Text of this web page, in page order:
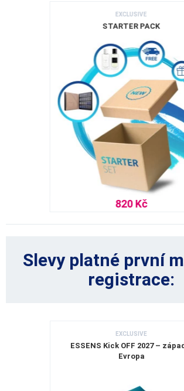
EXCLUSIVE
STARTER PACK
820 Kč
Slevy platné první
registrace:
EXCLUSIVE
ESSENS Kick OFF 2027 –
Evropa